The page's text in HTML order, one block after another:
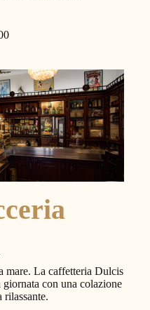
mare. La caffetteria Dulcis
con una colazione
rilassante.